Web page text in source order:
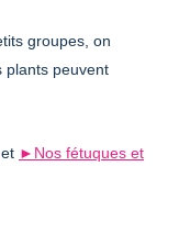
groupes, on
plants peuvent
et ►Nos fétuques et